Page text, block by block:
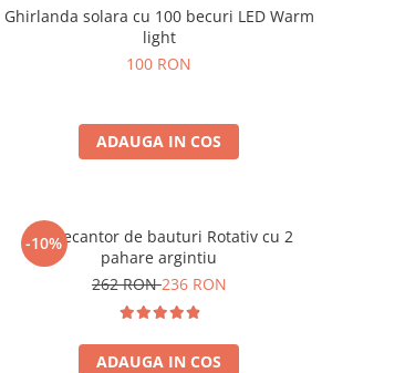
Ghirlanda solara cu 100 becuri LED Warm
light
100 RON
ADAUGA IN COS
-10%
Set Decantor de bauturi Rotativ cu 2
pahare argintiu
262 RON236 RON
ADAUGA IN COS